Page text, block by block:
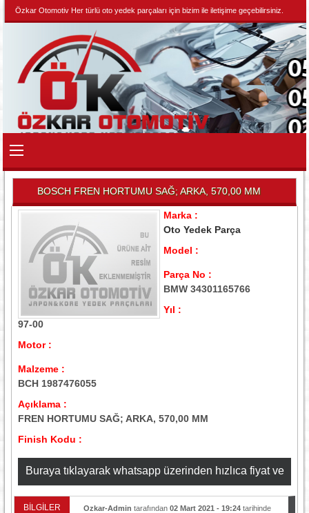
Özkar Otomotiv Her türlü oto yedek parçaları için bizim ile iletişime geçebilirsiniz.
BOSCH FREN HORTUMU SAĞ; ARKA, 570,00 MM
Marka :
Oto Yedek Parça
Model :
Parça No :
BMW 34301165766
Yıl :
97-00
Motor :
Malzeme :
BCH 1987476055
Açıklama :
FREN HORTUMU SAĞ; ARKA, 570,00 MM
Finish Kodu :
Buraya tıklayarak whatsapp üzerinden hızlıca fiyat ve
stok bilgisi alabilirsiniz
BİLGİLER Ozkar-Admin tarafından 02 Mart 2021 - 19:24tarihinde